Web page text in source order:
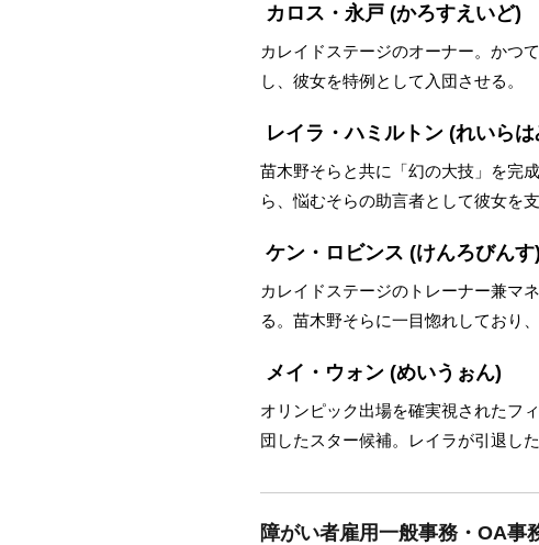
カロス・永戸 (かろすえいど)
カレイドステージのオーナー。かつ
し、彼女を特例として入団させる。
レイラ・ハミルトン (れいら
苗木野そらと共に「幻の大技」を完
ら、悩むそらの助言者として彼女を支
ケン・ロビンス (けんろびんす)
カレイドステージのトレーナー兼マ
る。苗木野そらに一目惚れしており
メイ・ウォン (めいうぉん)
オリンピック出場を確実視されたフ
団したスター候補。レイラが引退し
障がい者雇用一般事務・OA事